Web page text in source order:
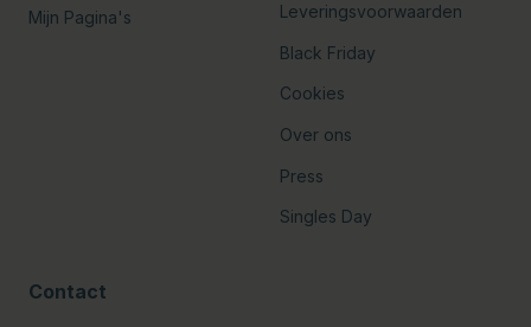
Mijn Pagina's
Leveringsvoorwaarden
Black Friday
Cookies
Over ons
Press
Singles Day
Contact